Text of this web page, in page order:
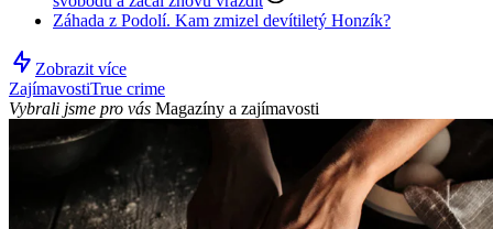
Záhada z Podolí. Kam zmizel devítiletý Honzík?
Zobrazit více
ZajímavostiTrue crime
Vybrali jsme pro vás Magazíny a zajímavosti